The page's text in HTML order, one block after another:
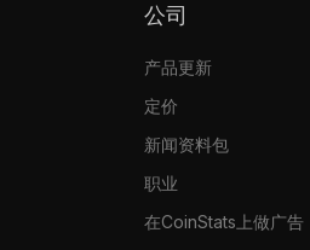
公司
产品更新
定价
新闻资料包
职业
在CoinStats上做广告